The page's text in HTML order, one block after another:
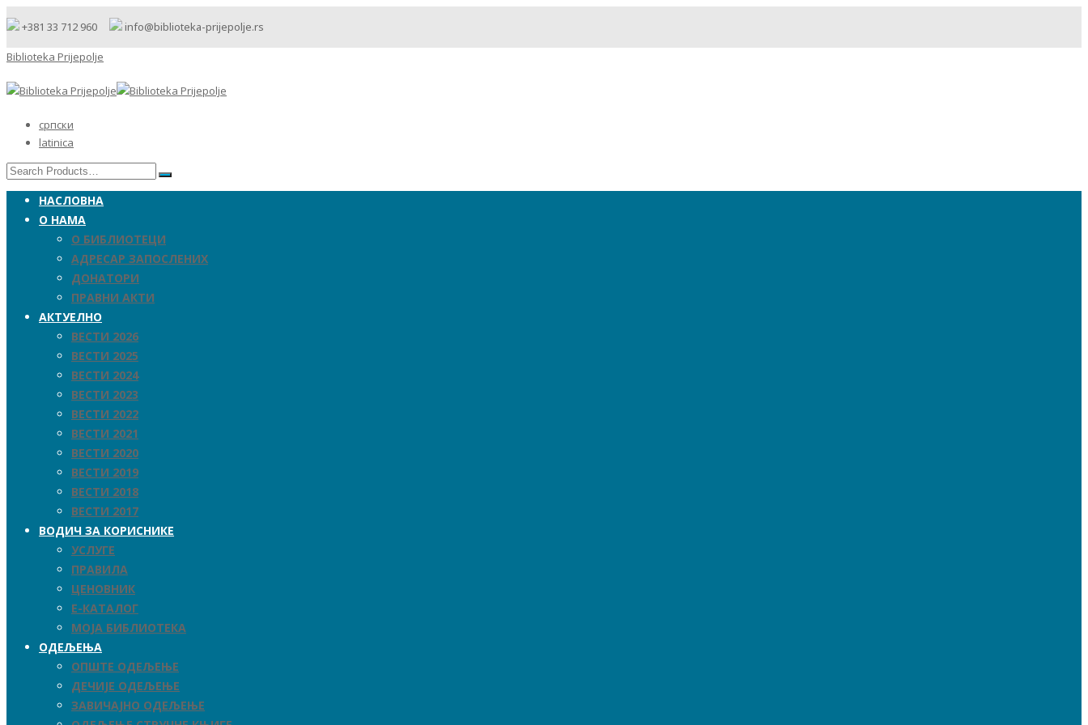
+381 33 712 960 info@biblioteka-prijepolje.rs
Biblioteka Prijepolje
српски
latinica
НАСЛОВНА
О НАМА
О БИБЛИОТЕЦИ
АДРЕСАР ЗАПОСЛЕНИХ
ДОНАТОРИ
ПРАВНИ АКТИ
АКТУЕЛНО
ВЕСТИ 2026
ВЕСТИ 2025
ВЕСТИ 2024
ВЕСТИ 2023
ВЕСТИ 2022
ВЕСТИ 2021
ВЕСТИ 2020
ВЕСТИ 2019
ВЕСТИ 2018
ВЕСТИ 2017
ВОДИЧ ЗА КОРИСНИКЕ
УСЛУГЕ
ПРАВИЛА
ЦЕНОВНИК
Е-КАТАЛОГ
МОЈА БИБЛИОТЕКА
ОДЕЉЕЊА
ОПШТЕ ОДЕЉЕЊЕ
ДЕЧИЈЕ ОДЕЉЕЊЕ
ЗАВИЧАЈНО ОДЕЉЕЊЕ